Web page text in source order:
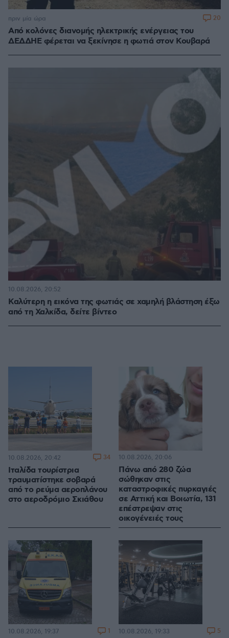
Από κολόνες διανομής ηλεκτρικής ενέργειας του
ΔΕΔΔΗΕ φέρεται να ξεκίνησε η φωτιά στον Κουβαρά
πριν μία ώρα 20
Καλύτερη η εικόνα της φωτιάς σε χαμηλή βλάστηση έξω
από τη Χαλκίδα, δείτε βίντεο
10.08.2026, 20:52
Ιταλίδα τουρίστρια
τραυματίστηκε σοβαρά
από το ρεύμα αεροπλάνου
στο αεροδρόμιο Σκιάθου
10.08.2026, 20:42 34
Πάνω από 280 ζώα
σώθηκαν στις
καταστροφικές πυρκαγιές
σε Αττική και Βοιωτία, 131
επέστρεψαν στις
οικογένειές τους
10.08.2026, 20:06
10.08.2026, 19:37 1 10.08.2026, 19:33 5